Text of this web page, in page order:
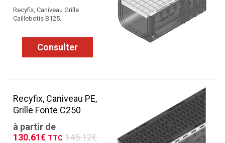
Recyfix, Caniveau Grille
Caillebotis B125.
Consulter
Recyfix, Caniveau PE,
Grille Fonte C250
à partir de
130.61€ TTC 145.12€